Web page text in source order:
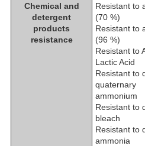
Chemical and
detergent
products
resistance
Resistant to
(70 %)
Resistant to
(96 %)
Resistant to
Lactic Acid
Resistant to
quaternary
ammonium
Resistant to
bleach
Resistant to
ammonia